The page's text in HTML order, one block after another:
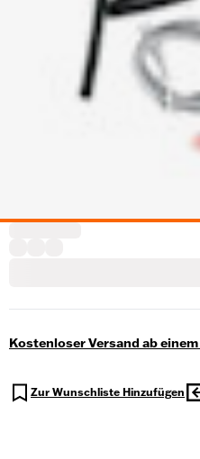
Kostenloser Versand ab
Zur Wunschliste Hinzufügen